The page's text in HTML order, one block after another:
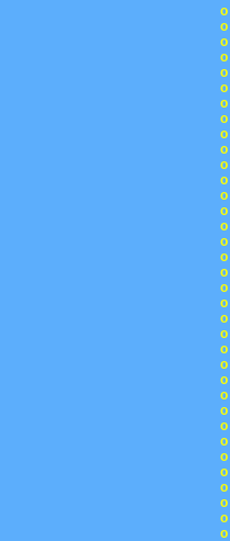
o
o
o
o
o
o
o
o
o
o
o
o
o
o
o
o
o
o
o
o
o
o
o
o
o
o
o
o
o
o
o
o
o
o
o